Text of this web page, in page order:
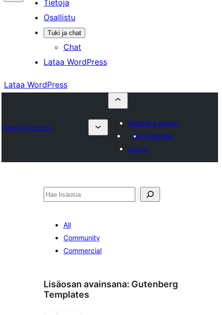
Tietoja
Osallistu
Tuki ja chat
Chat
Lataa WordPress
Lataa WordPress
Plugin Directory
Submit a plugin
My favorites
Log in
Etsi
All
Community
Commercial
Lisäosan avainsana: Gutenberg
Templates